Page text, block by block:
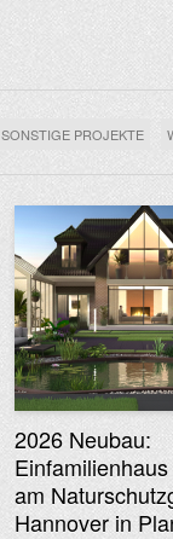
SONSTIGE PROJEKTE
2026 Neubau:
am
Hannover in